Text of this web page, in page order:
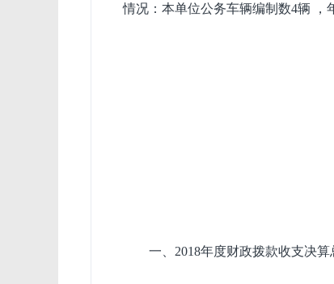
情况：本单位公务车辆编制数4辆 ，
一、2018年度财政拨款收支决算